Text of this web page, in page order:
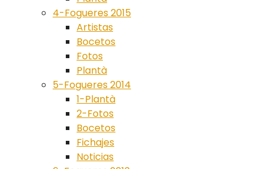
4-Fogueres 2015
Artistas
Bocetos
Fotos
Plantà
5-Fogueres 2014
1-Plantà
2-Fotos
Bocetos
Fichajes
Noticias